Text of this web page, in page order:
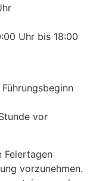
Uhr bis 18:00
vor
Feiertagen
vorzunehmen.